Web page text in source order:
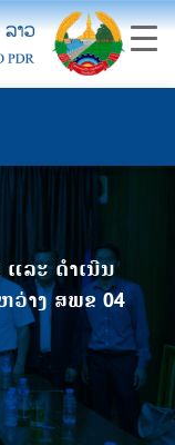
ລະ ດໍາເນີນ
ວ່າງ ສພຂ 04